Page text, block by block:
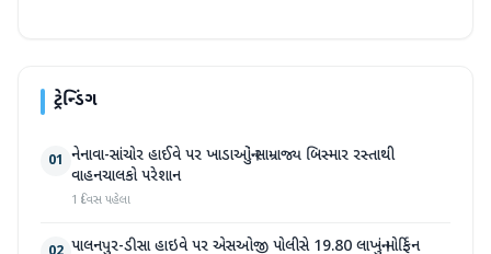
ટ્રેન્ડિંગ
01 નેનાવા-સાંચોર હાઈવે પર ખાડાઓનું સામ્રાજ્ય બિસ્માર રસ્તાથી
વાહનચાલકો પરેશાન
1 દિવસ પહેલા
પાલનપુર-ડીસા હાઇવે પર એસઓજી પોલીસે 19.80 લાખનું મોર્ફિન